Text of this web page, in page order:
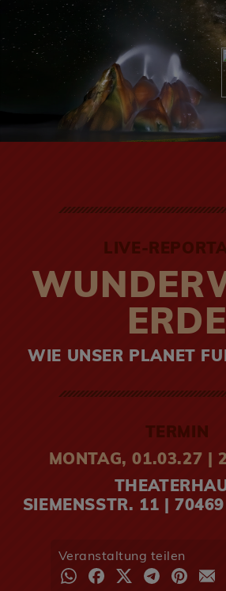
LIVE-
ERDE
WIE UNSER PLANET
TERMIN
MONTAG, 01.03.27 |
SIEMENSSTR. 11 |
Veranstaltung teilen